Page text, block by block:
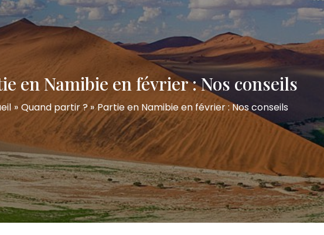
en Namibie en février : Nos conseils
Quand partir ? Partie en Namibie en février : Nos conseils